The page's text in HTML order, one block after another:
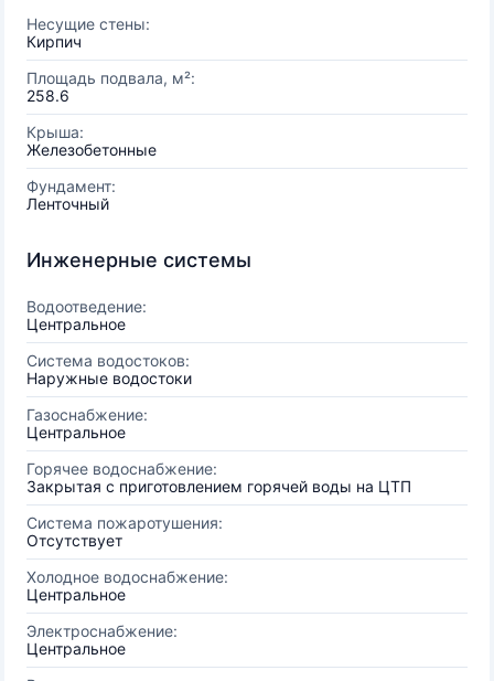
Несущие стены:
Кирпич
Площадь подвала, м²:
258.6
Крыша:
Железобетонные
Фундамент:
Ленточный
Инженерные системы
Водоотведение:
Центральное
Система водостоков:
Наружные водостоки
Газоснабжение:
Центральное
Горячее водоснабжение:
Закрытая с приготовлением горячей воды на ЦТП
Система пожаротушения:
Отсутствует
Холодное водоснабжение:
Центральное
Электроснабжение:
Центральное